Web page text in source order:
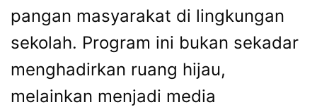
pangan masyarakat di lingkungan
sekolah. Program ini bukan sekadar
menghadirkan ruang hijau,
melainkan menjadi media